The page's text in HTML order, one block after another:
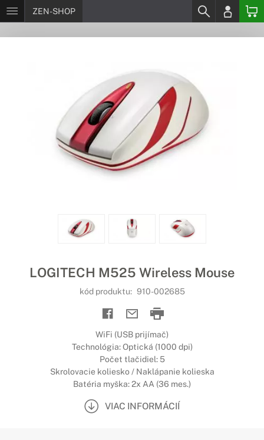
ZEN-SHOP
LOGITECH M525 Wireless Mouse
kód produktu: 910-002685
WiFi (USB prijímač)
Technológia: Optická (1000 dpi)
Počet tlačidiel: 5
Skrolovacie koliesko / Naklápanie kolieska
Batéria myška: 2x AA (36 mes.)
VIAC INFORMÁCIÍ